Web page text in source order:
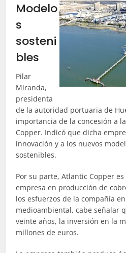
Modelo
s
sosteni
bles
Pilar
Miranda,
presidenta
de la autoridad portuaria de
importancia de la concesión a
Copper. Indicó que dicha
innovación y a los nuevos
sostenibles.
Por su parte, Atlantic Copper
empresa en producción de
los esfuerzos de la compañía
medioambiental, cabe señalar
veinte años, la inversión en la
millones de euros.